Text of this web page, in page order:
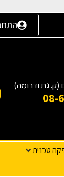
(ק. גת ודרומה)
08-
טכנית